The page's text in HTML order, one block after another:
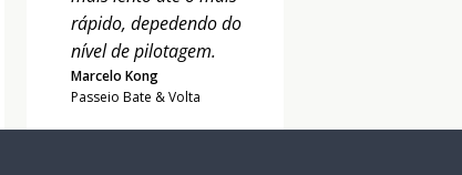
rápido, depedendo do
nível de pilotagem.
Marcelo Kong
Passeio Bate & Volta